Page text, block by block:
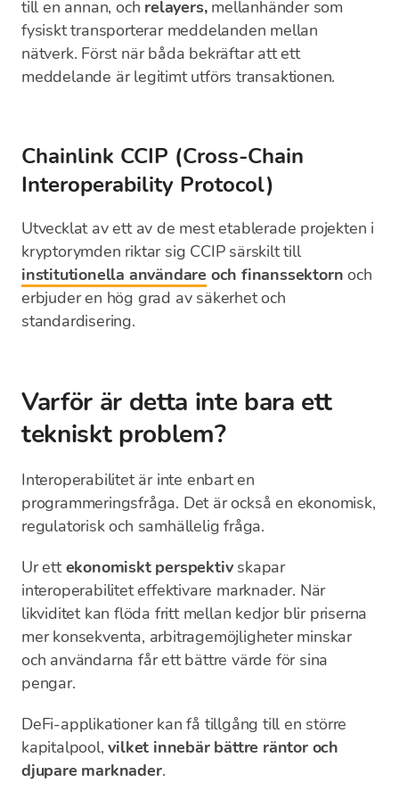
till en annan, och relayers,mellanhänder som
fysiskt transporterar meddelanden mellan
nätverk. Först när båda bekräftar att ett
meddelande är legitimt utförs transaktionen.
Chainlink CCIP (Cross-Chain
Interoperability Protocol)
Utvecklat av ett av de mest etablerade projekten i
kryptorymden riktar sig CCIP särskilt till
institutionella användare och finanssektorn och
erbjuder en hög grad av säkerhet och
standardisering.
Varför är detta inte bara ett
tekniskt problem?
Interoperabilitet är inte enbart en
programmeringsfråga. Det är också en ekonomisk,
regulatorisk och samhällelig fråga.
Ur ettekonomiskt perspektivskapar
interoperabilitet effektivare marknader. När
likviditet kan flöda fritt mellan kedjor blir priserna
mer konsekventa, arbitragemöjligheter minskar
och användarna får ett bättre värde för sina
pengar.
DeFi-applikationer kan få tillgång till en större
kapitalpool,vilket innebär bättre räntor och
djupare marknader.